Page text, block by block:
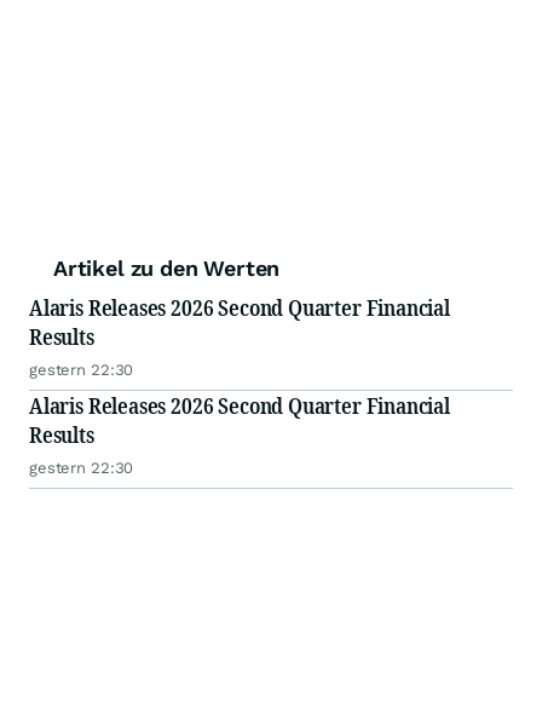
Artikel zu den Werten
Alaris Releases 2026 Second Quarter Financial
Results
gestern 22:30
Alaris Releases 2026 Second Quarter Financial
Results
gestern 22:30